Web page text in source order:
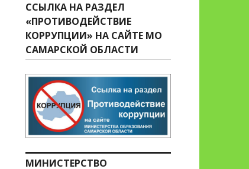
ССЫЛКА НА РАЗДЕЛ
«ПРОТИВОДЕЙСТВИЕ
КОРРУПЦИИ» НА САЙТЕ МО
САМАРСКОЙ ОБЛАСТИ
МИНИСТЕРСТВО